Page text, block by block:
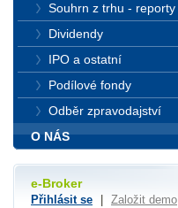
Souhrn z trhu - reporty
Dividendy
IPO a ostatní
Podílové fondy
Odběr zpravodajství
O NÁS
e-Broker
Přihlásit se Založit demo